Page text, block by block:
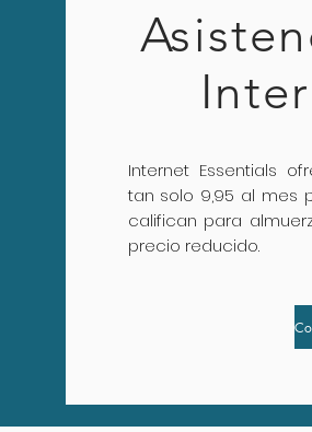
Internet Essentials
tan solo 9,95 al mes
califican para
precio reducido.